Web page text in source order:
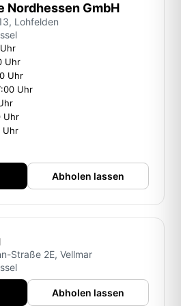
Nordhessen GmbH
Lohfelden
Uhr
Uhr
Uhr
Uhr
Uhr
Abholen lassen
Straße 2E, Vellmar
Abholen lassen